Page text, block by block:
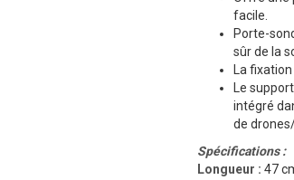
facile.
Porte-
sûr de la
La
Le
intégré
de
Spécifications :
Longueur : 47